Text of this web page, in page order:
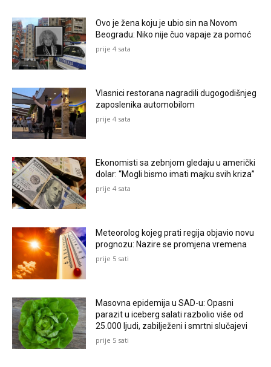
Ovo je žena koju je ubio sin na Novom
Beogradu: Niko nije čuo vapaje za pomoć
prije 4 sata
Vlasnici restorana nagradili dugogodišnjeg
zaposlenika automobilom
prije 4 sata
Ekonomisti sa zebnjom gledaju u američki
dolar: “Mogli bismo imati majku svih kriza”
prije 4 sata
Meteorolog kojeg prati regija objavio novu
prognozu: Nazire se promjena vremena
prije 5 sati
Masovna epidemija u SAD-u: Opasni
parazit u iceberg salati razbolio više od
25.000 ljudi, zabilježeni i smrtni slučajevi
prije 5 sati